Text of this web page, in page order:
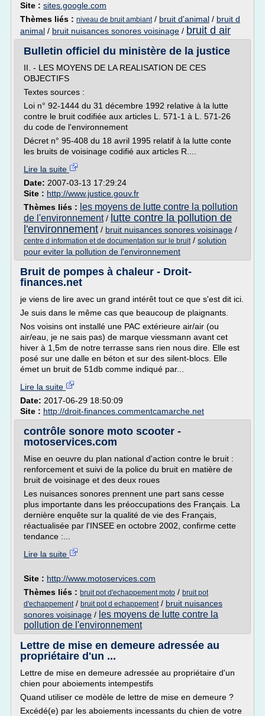
Site : sites.google.com
Thèmes liés : niveau de bruit ambiant/ bruit d'animal / bruit d
animal / bruit nuisances sonores voisinage / bruit d air
Bulletin officiel du ministère de la justice
II. - LES MOYENS DE LA REALISATION DE CES
OBJECTIFS
Textes sources :
Loi n° 92-1444 du 31 décembre 1992 relative à la lutte
contre le bruit codifiée aux articles L. 571-1 à L. 571-26
du code de l'environnement
Décret n° 95-408 du 18 avril 1995 relatif à la lutte conte
les bruits de voisinage codifié aux articles R....
Lire la suite
Date: 2007-03-13 17:29:24
Site : http://www.justice.gouv.fr
Thèmes liés : les moyens de lutte contre la pollution
de l'environnement/ lutte contre la pollution de
l'environnement / bruit nuisances sonores voisinage /
centre d information et de documentation sur le bruit/ solution
pour eviter la pollution de l'environnement
Bruit de pompes à chaleur - Droit-
finances.net
je viens de lire avec un grand intérêt tout ce que s'est dit ici.
Je suis dans le même cas que beaucoup de plaignants.
Nos voisins ont installé une PAC extérieure air/air (ou
air/eau, je ne sais pas) de marque viessmann avant cet
hiver à 1,5m de notre terrasse sans rien nous dire. Elle est
posé sur une dalle en béton et sur des silent-blocs. Elle
émet un bruit de 51db comme indiqué par...
Lire la suite
Date: 2017-06-29 18:50:09
Site : http://droit-finances.commentcamarche.net
contrôle sonore moto scooter -
motoservices.com
Mise en oeuvre du plan national d'action contre le bruit :
renforcement et suivi de la police du bruit en matière de
bruit de voisinage et des deux roues
Les nuisances sonores prennent une part sans cesse
plus importante dans les préoccupations des Français. La
dernière enquête sur la qualité de vie des Français,
réactualisée par l'INSEE en octobre 2002, confirme cette
tendance :...
Lire la suite
Site : http://www.motoservices.com
Thèmes liés : bruit pot d'echappement moto / bruit pot
d'echappement/ bruit pot d echappement/ bruit nuisances
sonores voisinage / les moyens de lutte contre la
pollution de l'environnement
Lettre de mise en demeure adressée au
propriétaire d'un ...
Lettre de mise en demeure adressée au propriétaire d'un
chien pour aboiements intempestifs
Quand utiliser ce modèle de lettre de mise en demeure ?
Excédé(e) par les aboiements incessants du chien de votre